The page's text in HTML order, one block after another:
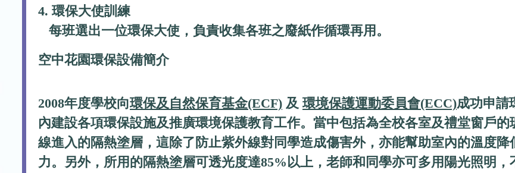
4. 環保大使訓練
每班選出一位環保大使，負責收集各班之廢紙作循環再用。
空中花園環保設備簡介
2008年度學校向環保及自然保育基金(ECF) 及 環境保護運動委員會(ECC)成功申請
內建設各項環保設施及推廣環境保護教育工作。當中包括為全校各室及禮堂窗戶
線進入的隔熱塗層，這除了防止紫外線對同學造成傷害外，亦能幫助室內的溫度
力。另外，所用的隔熱塗層可透光度達85%以上，老師和同學亦可多用陽光照明